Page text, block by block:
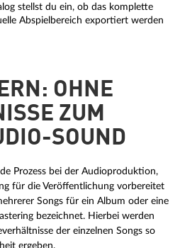
stellst du ein, ob das komplette
Abspielbereich exportiert werden
OHNE
ZUM
SOUND
Prozess bei der Audioproduktion,
für die Veröffentlichung vorbereitet
Songs für ein Album oder eine
bezeichnet. Hierbei werden
der einzelnen Songs so
ergeben.